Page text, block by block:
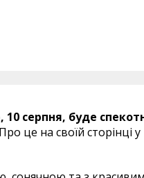
10 серпня, буде
Про це на своїй сторінці